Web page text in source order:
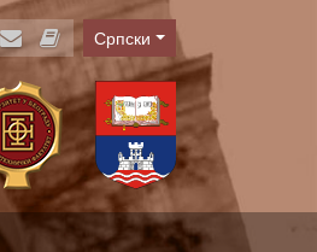
Language
Српски